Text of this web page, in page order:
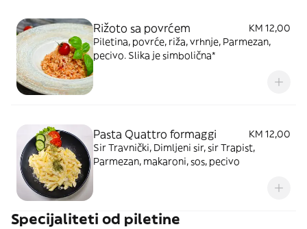
Rižoto sa povrćem
KM 12,00
Piletina, povrće, riža, vrhnje, Parmezan,
pecivo. Slika je simbolična*
Pasta Quattro formaggi
KM 12,00
Sir Travnički, Dimljeni sir, sir Trapist,
Parmezan, makaroni, sos, pecivo
Specijaliteti od piletine